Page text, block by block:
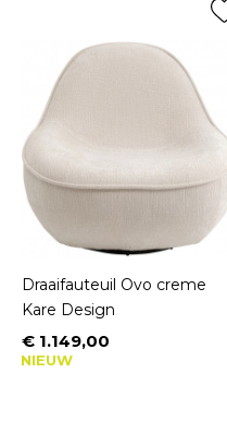
Draaifauteuil Ovo creme
Kare Design
Prijs
€ 1.149,00
NIEUW